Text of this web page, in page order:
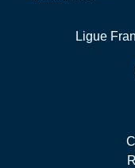
Ligue